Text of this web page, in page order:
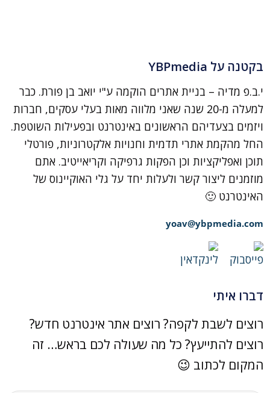
בקטנה על YBPmedia
י.ב.פ מדיה – בניית אתרים הוקמה ע"י יואב בן פורת. כבר
למעלה מ-20 שנה שאני מלווה מאות בעלי עסקים, חברות
ויזמים בצעדיהם הראשונים באינטרנט ובפעילות השוטפת.
החל מהקמת אתרי תדמית וחנויות אלקטרוניות, פורטלי
תוכן ואפליקציות וכן הפקות גרפיקה וקריאייטיב. אתם
מוזמנים ליצור קשר ולעלות יחד על גלי האוקיינוס של
האינטרנט 🙂
yoav@ybpmedia.com
דברו איתי
רוצים לשבת לקפה? רוצים אתר אינטרנט חדש?
רוצים להתייעץ? כל מה שעולה לכם בראש… זה
המקום לכתוב 😉